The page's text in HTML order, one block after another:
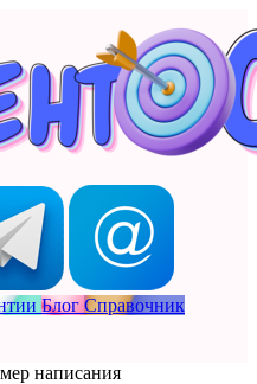
Блог Справочник
написания